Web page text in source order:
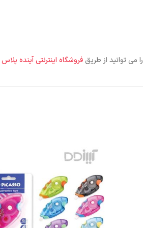
را می توانید از طریقفروشگاه اینترنتی آینده پلاس